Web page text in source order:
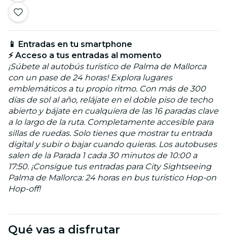
📱 Entradas en tu smartphone
⚡ Acceso a tus entradas al momento
¡Súbete al autobús turístico de Palma de Mallorca
con un pase de 24 horas! Explora lugares
emblemáticos a tu propio ritmo. Con más de 300
días de sol al año, relájate en el doble piso de techo
abierto y bájate en cualquiera de las 16 paradas clave
a lo largo de la ruta. Completamente accesible para
sillas de ruedas. Solo tienes que mostrar tu entrada
digital y subir o bajar cuando quieras. Los autobuses
salen de la Parada 1 cada 30 minutos de 10:00 a
17:50. ¡Consigue tus entradas para City Sightseeing
Palma de Mallorca: 24 horas en bus turístico Hop-on
Hop-off!
Qué vas a disfrutar